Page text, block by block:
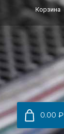
Корзина
0.00 ₽